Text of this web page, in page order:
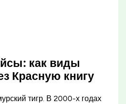
как виды
Красную книгу
тигр. В 2000-х годах